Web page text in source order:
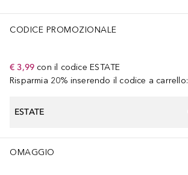
CODICE PROMOZIONALE
€ 3,99 con il codice ESTATE
Risparmia 20% inserendo il codice a carrello:
ESTATE
OMAGGIO